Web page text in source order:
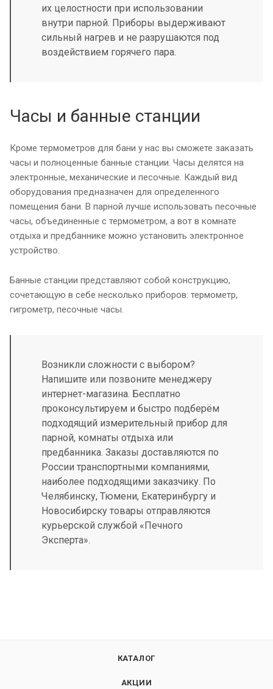
их целостности при использовании
внутри парной. Приборы выдерживают
сильный нагрев и не разрушаются под
воздействием горячего пара.
Часы и банные станции
Кроме термометров для бани у нас вы сможете заказать
часы и полноценные банные станции. Часы делятся на
электронные, механические и песочные. Каждый вид
оборудования предназначен для определенного
помещения бани. В парной лучше использовать песочные
часы, объединенные с термометром, а вот в комнате
отдыха и предбаннике можно установить электронное
устройство.
Банные станции представляют собой конструкцию,
сочетающую в себе несколько приборов: термометр,
гигрометр, песочные часы.
Возникли сложности с выбором?
Напишите или позвоните менеджеру
интернет-магазина. Бесплатно
проконсультируем и быстро подберём
подходящий измерительный прибор для
парной, комнаты отдыха или
предбанника. Заказы доставляются по
России транспортными компаниями,
наиболее подходящими заказчику. По
Челябинску, Тюмени, Екатеринбургу и
Новосибирску товары отправляются
курьерской службой «Печного
Эксперта».
КАТАЛОГ
АКЦИИ